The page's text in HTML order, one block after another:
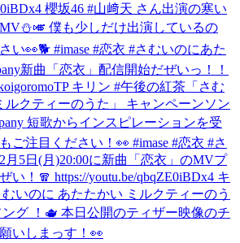
櫻坂46 #山﨑天 さん出演の寒い
僕も少しだけ出演しているの
い👀🐕 #imase #恋衣 #さむいのにあた
新曲「恋衣」配信開始だぜいっ！！
キリン #午後の紅茶「さむ
ルクティーのうた」 キャンペーンソン
短歌からインスピレーションを受
ご注目ください！👀 #imase #恋衣 #さ
2月5日(月)20:00に新曲「恋衣」のMVプ
い！🧣 https://youtu.be/qbqZE0iBDx4 キ
いのに あたたかい ミルクティーのう
グ ！🫖 本日公開のティザー映像のチ
いしまっす！👀